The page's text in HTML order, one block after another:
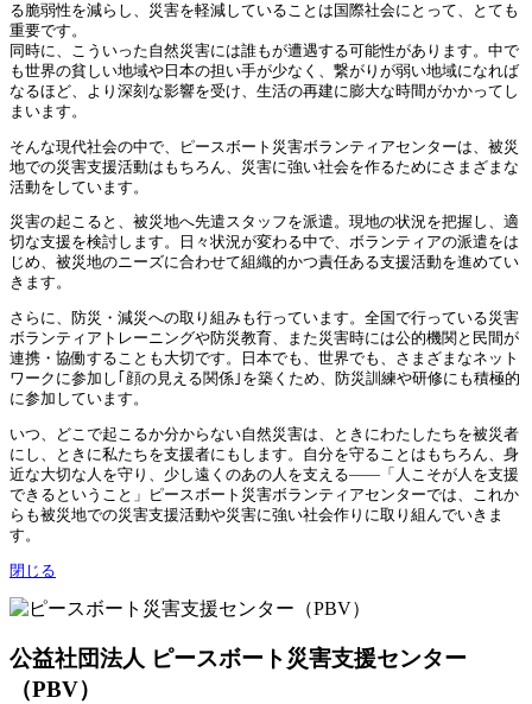
る脆弱性を減らし、災害を軽減していることは国際社会にとって、とても
重要です。
同時に、こういった自然災害には誰もが遭遇する可能性があります。中で
も世界の貧しい地域や日本の担い手が少なく、繋がりが弱い地域になれば
なるほど、より深刻な影響を受け、生活の再建に膨大な時間がかかってし
まいます。
そんな現代社会の中で、ピースボート災害ボランティアセンターは、被災
地での災害支援活動はもちろん、災害に強い社会を作るためにさまざまな
活動をしています。
災害の起こると、被災地へ先遣スタッフを派遣。現地の状況を把握し、適
切な支援を検討します。日々状況が変わる中で、ボランティアの派遣をは
じめ、被災地のニーズに合わせて組織的かつ責任ある支援活動を進めてい
きます。
さらに、防災・減災への取り組みも行っています。全国で行っている災害
ボランティアトレーニングや防災教育、また災害時には公的機関と民間が
連携・協働することも大切です。日本でも、世界でも、さまざまなネット
ワークに参加し｢顔の見える関係｣を築くため、防災訓練や研修にも積極的
に参加しています。
いつ、どこで起こるか分からない自然災害は、ときにわたしたちを被災者
にし、ときに私たちを支援者にもします。自分を守ることはもちろん、身
近な大切な人を守り、少し遠くのあの人を支える——「人こそが人を支援
できるということ」ピースボート災害ボランティアセンターでは、これか
らも被災地での災害支援活動や災害に強い社会作りに取り組んでいきま
す。
閉じる
公益社団法人 ピースボート災害支援センター
（PBV）